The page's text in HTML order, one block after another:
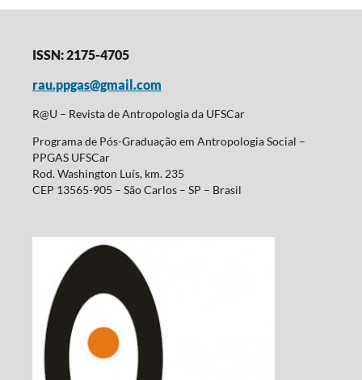
ISSN: 2175-4705
rau.ppgas@gmail.com
R@U – Revista de Antropologia da UFSCar
Programa de Pós-Graduação em Antropologia Social –
PPGAS UFSCar
Rod. Washington Luís, km. 235
CEP 13565-905 – São Carlos – SP – Brasil